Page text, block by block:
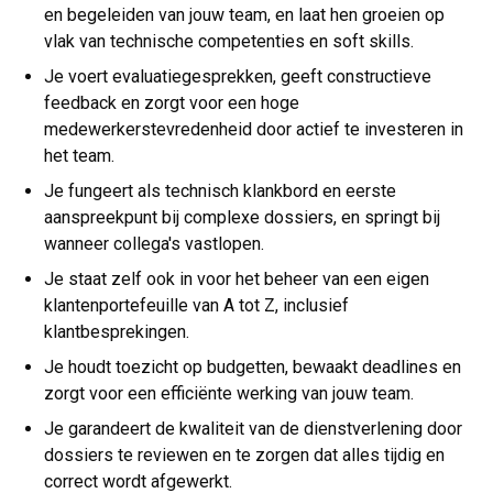
en begeleiden van jouw team, en laat hen groeien op
vlak van technische competenties en soft skills.
Je voert evaluatiegesprekken, geeft constructieve
feedback en zorgt voor een hoge
medewerkerstevredenheid door actief te investeren in
het team.
Je fungeert als technisch klankbord en eerste
aanspreekpunt bij complexe dossiers, en springt bij
wanneer collega's vastlopen.
Je staat zelf ook in voor het beheer van een eigen
klantenportefeuille van A tot Z, inclusief
klantbesprekingen.
Je houdt toezicht op budgetten, bewaakt deadlines en
zorgt voor een efficiënte werking van jouw team.
Je garandeert de kwaliteit van de dienstverlening door
dossiers te reviewen en te zorgen dat alles tijdig en
correct wordt afgewerkt.